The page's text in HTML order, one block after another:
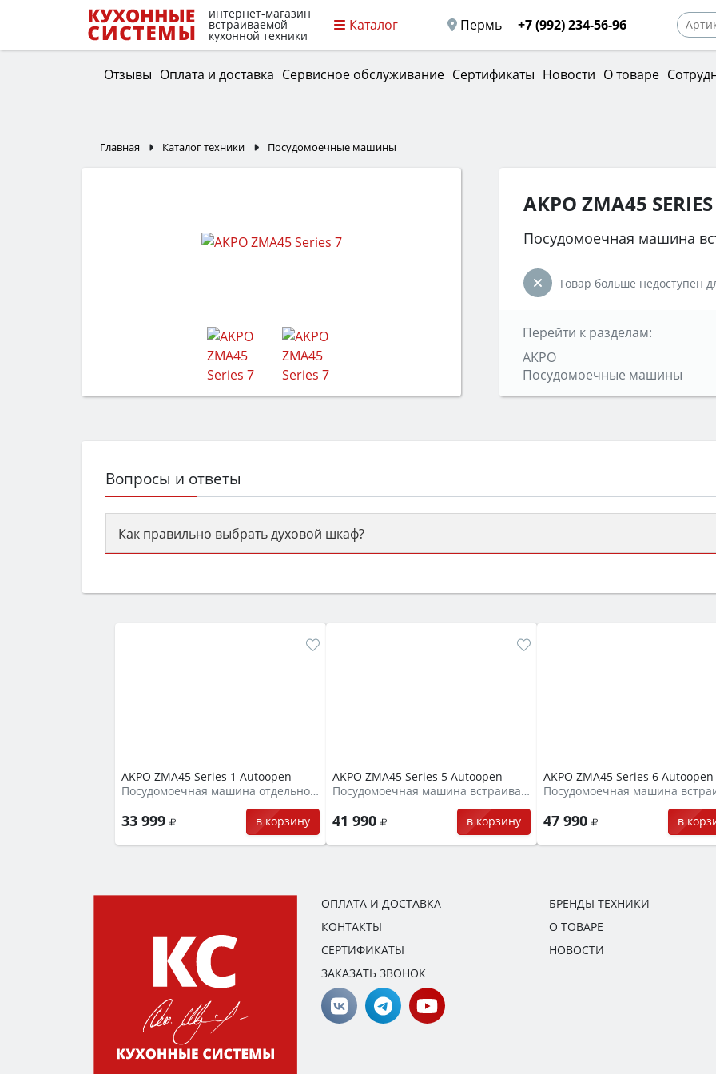
интернет-магазин
встраиваемой
кухонной техники
Каталог Пермь +7 (992) 234-56-96
Отзывы Оплата и доставка Сервисное обслуживание Сертификаты Новости О товаре
Главная Каталог техники Посудомоечные машины
AKPO ZMA45
Посудомоечная машина
Товар больше недоступен
Перейти к разделам:
AKPO
Посудомоечные машины
Вопросы и ответы
Как правильно выбрать духовой шкаф?
семьи, класс энергопотребления не ниже A и нужные функции (конвекция, гриль,
AKPO ZMA45 Series 1 Autoopen
Посудомоечная машина отдельностоящая
33 999 в корзину
AKPO ZMA45 Series 5 Autoopen
Посудомоечная машина встраиваемая
41 990 в корзину
AKPO ZMA45 Series 6 Autoopen
47 990 в
ОПЛАТА И ДОСТАВКА
КОНТАКТЫ
СЕРТИФИКАТЫ
ЗАКАЗАТЬ ЗВОНОК
БРЕНДЫ ТЕХНИКИ
О ТОВАРЕ
НОВОСТИ